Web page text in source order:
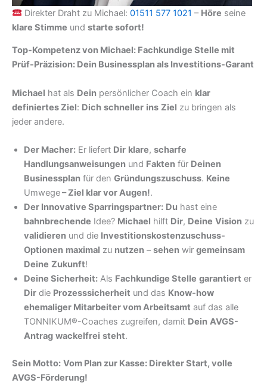
Direkter Draht zu Michael: 01511 577 1021 – Höre seine
klare Stimme und starte sofort!
Top-Kompetenz von Michael: Fachkundige Stelle mit
Prüf-Präzision: Dein Businessplan als Investitions-Garant
Michael hat als Dein persönlicher Coach ein klar
definiertes Ziel: Dich schneller ins Ziel zu bringen als
jeder andere.
Der Macher: Er liefert Dir klare, scharfe
Handlungsanweisungen und Fakten für Deinen
Businessplan für den Gründungszuschuss. Keine
Umwege–Ziel klar vor Augen!.
Der Innovative Sparringspartner: Du hast eine
bahnbrechende Idee? Michael hilft Dir, Deine Vision zu
validieren und die Investitionskostenzuschuss-
Optionen maximal zu nutzen –sehen wir gemeinsam
Deine Zukunft!
Deine Sicherheit: Als Fachkundige Stelle garantiert er
Dir die Prozesssicherheit und das Know-how
ehemaliger Mitarbeiter vom Arbeitsamt auf das alle
TONNIKUM®-Coaches zugreifen, damit Dein AVGS-
Antrag wackelfrei steht.
Sein Motto: Vom Plan zur Kasse: Direkter Start, volle
AVGS-Förderung!